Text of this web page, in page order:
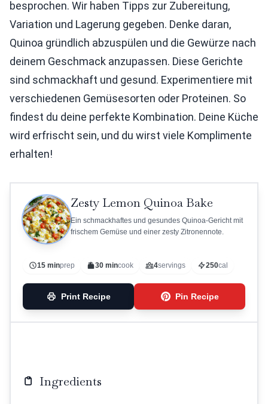
besprochen. Wir haben Tipps zur Zubereitung,
Variation und Lagerung gegeben. Denke daran,
Quinoa gründlich abzuspülen und die Gewürze nach
deinem Geschmack anzupassen. Diese Gerichte
sind schmackhaft und gesund. Experimentiere mit
verschiedenen Gemüsesorten oder Proteinen. So
findest du deine perfekte Kombination. Deine Küche
wird erfrischt sein, und du wirst viele Komplimente
erhalten!
Zesty Lemon Quinoa Bake
Ein schmackhaftes und gesundes Quinoa-Gericht mit
frischem Gemüse und einer zesty Zitronennote.
15 minprep 30 mincook 4servings 250cal
Print Recipe Pin Recipe
Ingredients